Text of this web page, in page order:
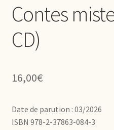
Contes
CD)
16,00€
Date de parution : 03/2026
ISBN 978-2-37863-084-3